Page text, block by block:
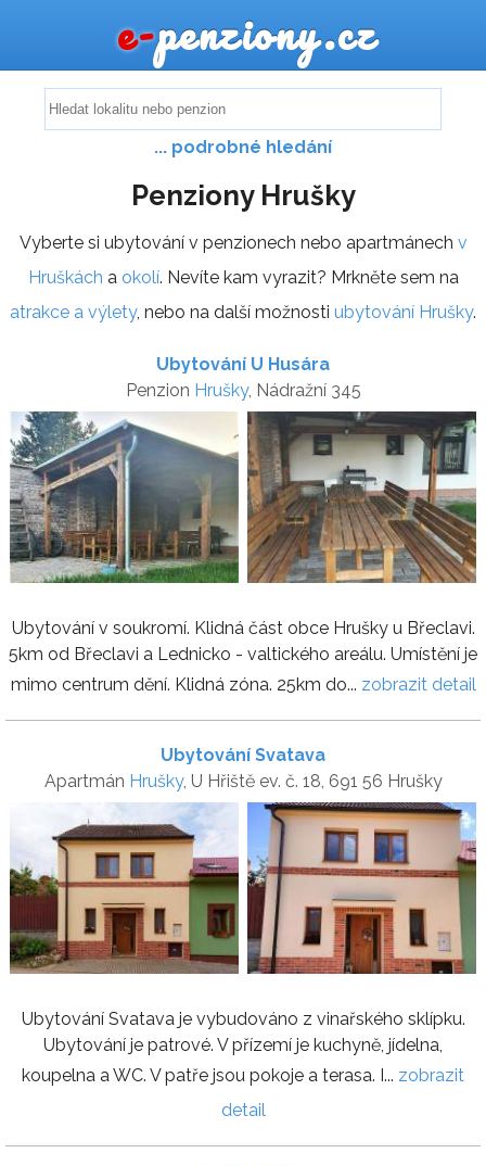
e-penziony.cz
... podrobné hledání
Penziony Hrušky
Vyberte si ubytování v penzionech nebo apartmánech v
Hruškách a okolí. Nevíte kam vyrazit? Mrkněte sem na
atrakce a výlety, nebo na další možnosti ubytování Hrušky.
Ubytování U Husára
Penzion Hrušky, Nádražní 345
Ubytování v soukromí. Klidná část obce Hrušky u Břeclavi.
5km od Břeclavi a Lednicko - valtického areálu. Umístění je
mimo centrum dění. Klidná zóna. 25km do... zobrazit detail
Ubytování Svatava
Apartmán Hrušky, U Hřiště ev. č. 18, 691 56 Hrušky
Ubytování Svatava je vybudováno z vinařského sklípku.
Ubytování je patrové. V přízemí je kuchyně, jídelna,
koupelna a WC. V patře jsou pokoje a terasa. I... zobrazit
detail